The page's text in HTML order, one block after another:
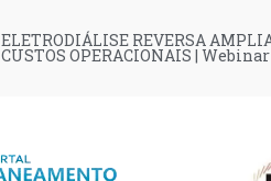
ELETRODIÁLISE REVERSA
CUSTOS OPERACIONAIS |